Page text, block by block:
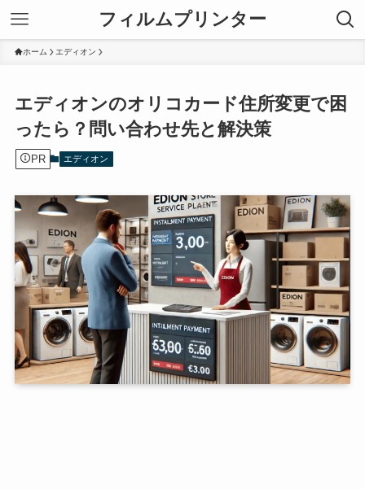
フィルムプリンター
ホーム エディオン
エディオンのオリコカード住所変更で困
ったら？問い合わせ先と解決策
PR エディオン